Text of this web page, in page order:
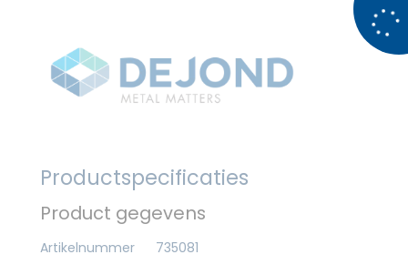
Productspecificaties
Product gegevens
Artikelnummer 735081